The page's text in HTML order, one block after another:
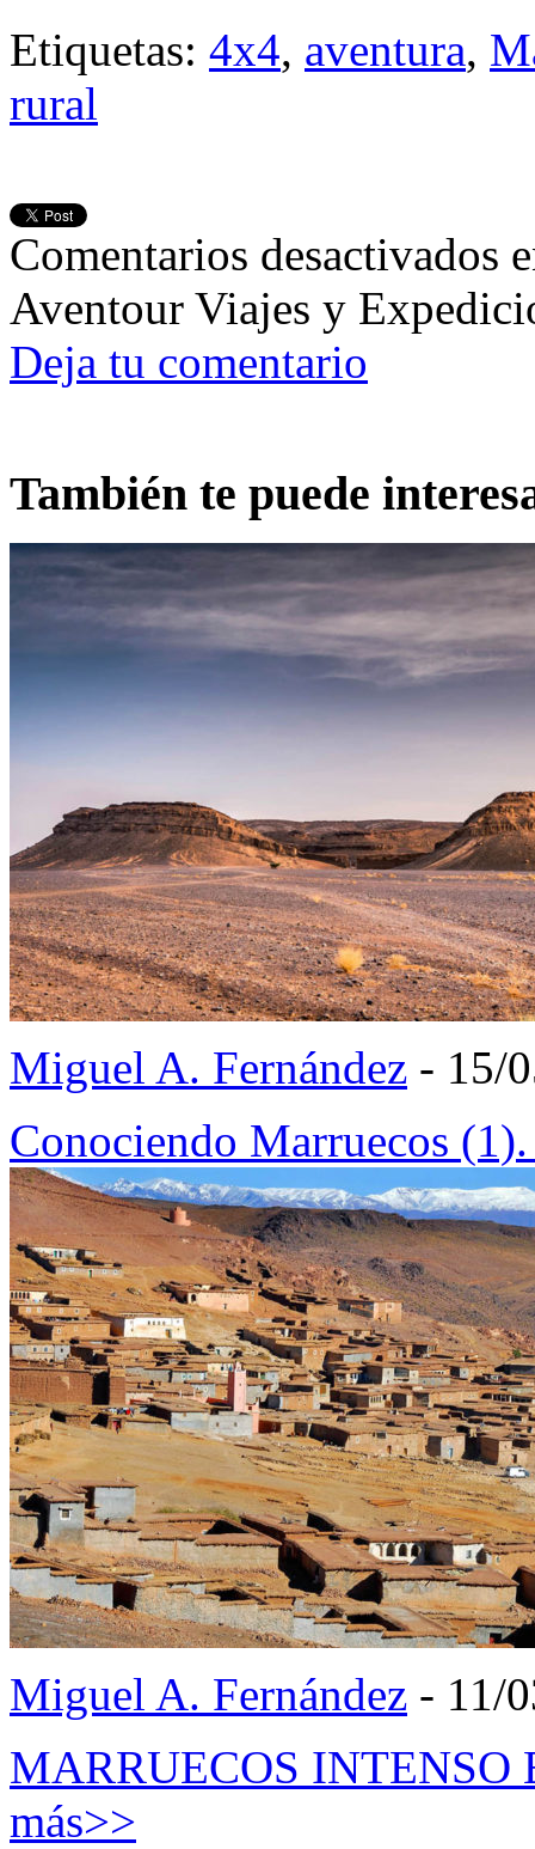
Etiquetas: 4x4, aventura,
rural
Comentarios desactivados
Aventour Viajes y
Deja tu comentario
También te puede
Miguel A. Fernández - 15/
Conociendo Marruecos
Miguel A. Fernández - 11/
MARRUECOS INTENSO
más>>